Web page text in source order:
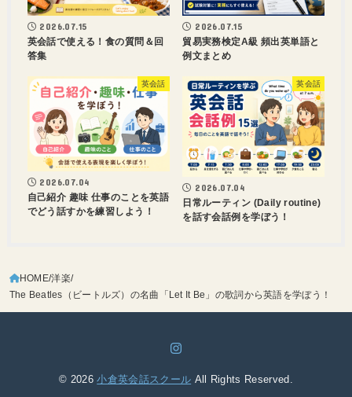
2026.07.15
英会話で使える！食の質問＆回
答集
2026.07.15
貿易実務検定A級 頻出英単語と
例文まとめ
英会話
2026.07.04
自己紹介 趣味 仕事のことを英語
でどう話すかを練習しよう！
英会話
2026.07.04
日常ルーティン (Daily routine)
を話す会話例を学ぼう！
HOME 洋楽
The Beatles（ビートルズ）の名曲「Let It Be」の歌詞から英語を学ぼう！
© 2026小倉英会話スクール All Rights Reserved.